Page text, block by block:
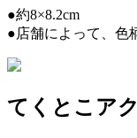
●約8×8.2cm
●店舗によって、色
てくとこア